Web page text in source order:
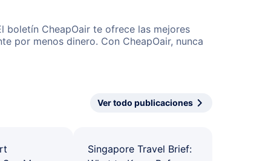
boletín CheapOair te ofrece las mejores
por menos dinero. Con CheapOair, nunca
Ver todo publicaciones
Singapore Travel Brief: